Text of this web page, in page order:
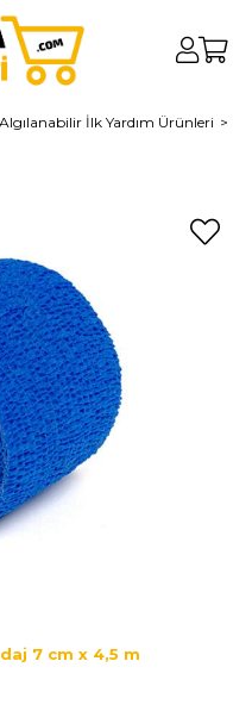
Algılanabilir İlk Yardım Ürünleri
7 cm x 4,5 m